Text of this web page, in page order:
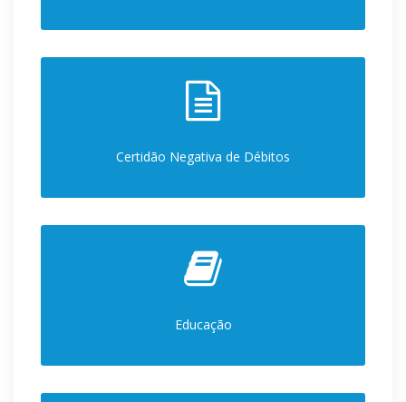
Certidão Negativa de Débitos
Educação